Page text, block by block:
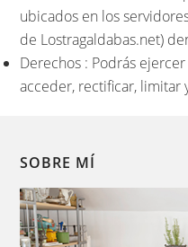
ubicados en los
de Lostragaldabas.net)
Derechos : Podrás
acceder, rectificar, limitar
SOBRE MÍ